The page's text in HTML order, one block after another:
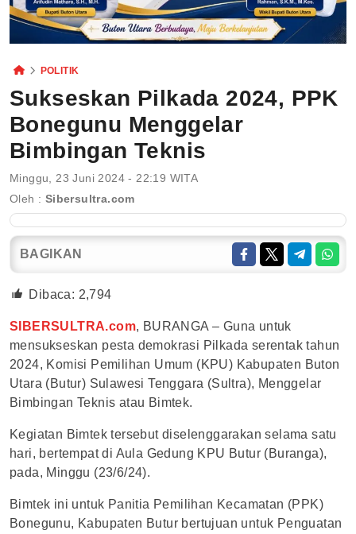
POLITIK
Sukseskan Pilkada 2024, PPK
Bonegunu Menggelar
Bimbingan Teknis
Minggu, 23 Juni 2024 - 22:19 WITA
Oleh : Sibersultra.com
BAGIKAN
Dibaca: 2,794
SIBERSULTRA.com, BURANGA – Guna untuk
mensukseskan pesta demokrasi Pilkada serentak tahun
2024, Komisi Pemilihan Umum (KPU) Kabupaten Buton
Utara (Butur) Sulawesi Tenggara (Sultra), Menggelar
Bimbingan Teknis atau Bimtek.
Kegiatan Bimtek tersebut diselenggarakan selama satu
hari, bertempat di Aula Gedung KPU Butur (Buranga),
pada, Minggu (23/6/24).
Bimtek ini untuk Panitia Pemilihan Kecamatan (PPK)
Bonegunu, Kabupaten Butur bertujuan untuk Penguatan